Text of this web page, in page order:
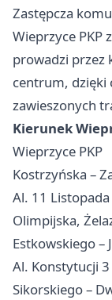
Zastępcza
Wieprzyce PKP
prowadzi przez
centrum, dzięki
zawieszonych
Kierunek
Wieprzyce PKP
Kostrzyńska –
Al. 11 Listopada
Olimpijska,
Estkowskiego –
Al. Konstytucji 3
Sikorskiego –